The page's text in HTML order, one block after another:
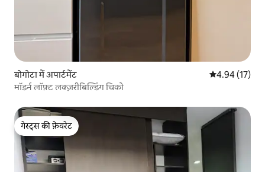
बोगोटा में अपार्टमेंट औसत रेटिंग 5 में
4.94 (17)
मॉडर्न लॉफ़्ट लक्ज़रीबिल्डिंग चिको
गेस्ट्स की फ़ेवरेट
गेस्ट्स की फ़ेवरेट